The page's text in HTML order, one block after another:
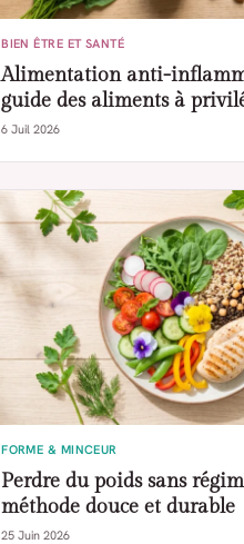
BIEN ÊTRE ET SANTÉ
Alimentation anti-
guide des aliments à
6 Juil 2026
FORME & MINCEUR
Perdre du poids sans
méthode douce et durable
25 Juin 2026